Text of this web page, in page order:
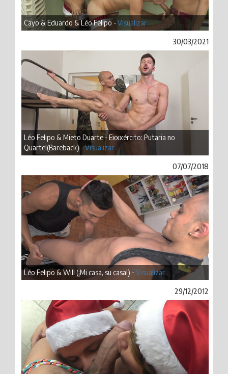
Cayo & Eduardo & Léo Felipo -Visualizar
30/03/2021
Léo Felipo & Mieto Duarte - Exxxército: Putaria no
Quartel(Bareback) -Visualizar
07/07/2018
Léo Felipo & Will (¡Mi casa, su casa!) -Visualizar
29/12/2012